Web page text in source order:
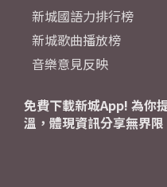
新城國語力排行榜
新城歌曲播放榜
音樂意見反映
免費下載新城App! 為你
溫，體現資訊分享無界限